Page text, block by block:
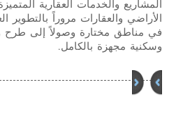
المشاريع والخدمات العقارية
الأراضي والعقارات مروراً
في مناطق مختارة وصولاً إلى طرح
وسكنية مجهزة بالكامل.